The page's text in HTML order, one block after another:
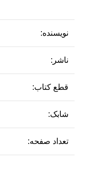
نویسنده:
ناشر:
قطع کتاب:
شابک:
تعداد صفحه: